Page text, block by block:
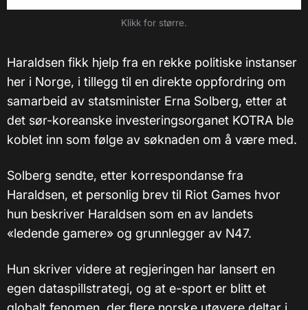
Klikk for større.
Haraldsen fikk hjelp fra en rekke politiske instanser
her i Norge, i tillegg til en direkte oppfordring om
samarbeid av statsminister Erna Solberg, etter at
det sør-koreanske investeringsorganet KOTRA ble
koblet inn som følge av søknaden om å være med.
Solberg sendte, etter korrespondanse fra
Haraldsen, et personlig brev til Riot Games hvor
hun beskriver Haraldsen som en av landets
«ledende gamere» og grunnlegger av N47.
Hun skriver videre at regjeringen har lansert en
egen dataspillstrategi, og at e-sport er blitt et